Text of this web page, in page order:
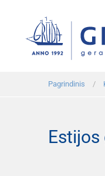
Pagrindinis